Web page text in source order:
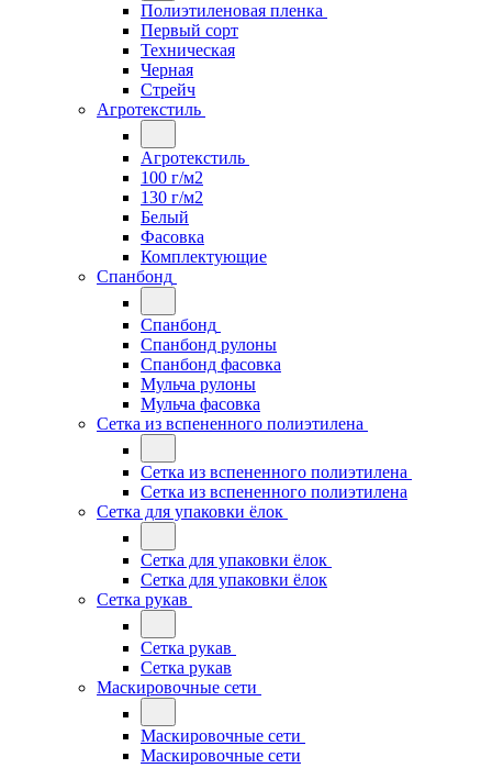
Полиэтиленовая пленка
Первый сорт
Техническая
Черная
Стрейч
Агротекстиль
Агротекстиль
100 г/м2
130 г/м2
Белый
Фасовка
Комплектующие
Спанбонд
Спанбонд
Спанбонд рулоны
Спанбонд фасовка
Мульча рулоны
Мульча фасовка
Сетка из вспененного полиэтилена
Сетка из вспененного полиэтилена
Сетка из вспененного полиэтилена
Сетка для упаковки ёлок
Сетка для упаковки ёлок
Сетка для упаковки ёлок
Сетка рукав
Сетка рукав
Сетка рукав
Маскировочные сети
Маскировочные сети
Маскировочные сети